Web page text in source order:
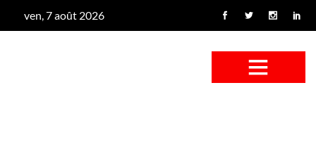
ven, 7 août 2026